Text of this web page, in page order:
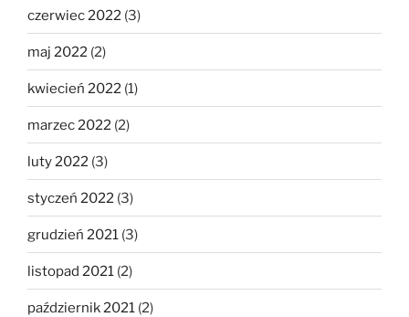
czerwiec 2022 (3)
maj 2022 (2)
kwiecień 2022 (1)
marzec 2022 (2)
luty 2022 (3)
styczeń 2022 (3)
grudzień 2021 (3)
listopad 2021 (2)
październik 2021 (2)